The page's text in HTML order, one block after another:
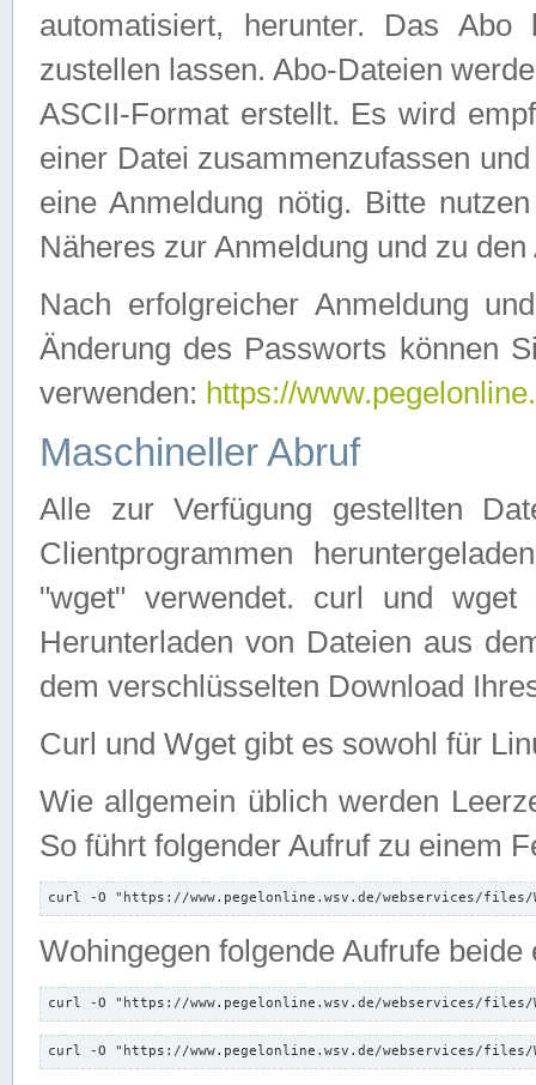
automatisiert, herunter. Das
zustellen lassen. Abo-Dateien
ASCII-Format erstellt. Es wird
einer Datei zusammenzufassen
eine Anmeldung nötig. Bitte
Näheres zur Anmeldung und zu
Nach erfolgreicher Anmeldung
Änderung des Passworts können
verwenden: https://
Maschineller Abruf
Alle zur Verfügung gestellten
Clientprogrammen
"wget" verwendet. curl und wget
Herunterladen von Dateien aus
dem verschlüsselten Download
Curl und Wget gibt es sowohl für
Wie allgemein üblich werden
So führt folgender Aufruf zu einem
curl -O "https://www.pegelonline.wsv.de/webservices/files/
Wohingegen folgende Aufrufe beide
curl -O "https://www.pegelonline.wsv.de/webservices/files/
curl -O "https://www.pegelonline.wsv.de/webservices/files/